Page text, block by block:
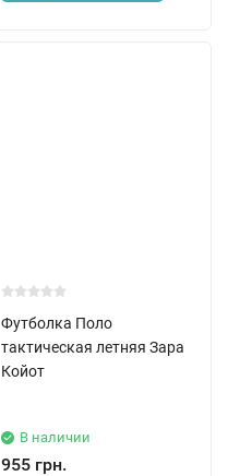
Футболка Поло
тактическая летняя Зара
Койот
В наличии
955 грн.